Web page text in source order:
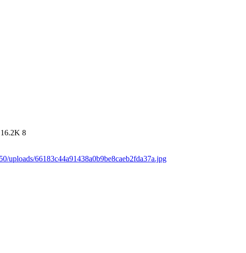
16.2K 8
uploads/66183c44a91438a0b9be8caeb2fda37a.jpg